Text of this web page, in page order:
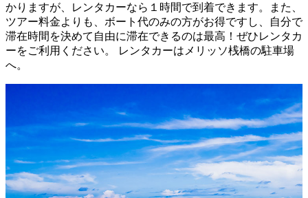
かりますが、レンタカーなら１時間で到着できます。また、
ツアー料金よりも、ボート代のみの方がお得ですし、自分で
滞在時間を決めて自由に滞在できるのは最高！ぜひレンタカ
ーをご利用ください。 レンタカーはメリッソ桟橋の駐車場
へ。